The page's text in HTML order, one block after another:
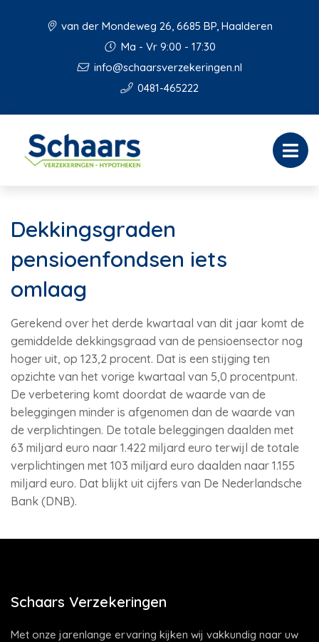
van der Mondeweg 26, 6685 BP, Haalderen
Ma - Vr 9:00 - 17:30
info@schaarsverzekeringen.nl
0481-465222
Dekkingsgraden
pensioenfondsen iets
omlaag
Gerekend over het derde kwartaal van dit jaar komt de
gemiddelde dekkingsgraad van de pensioensector nog
hoger uit, op 123,2 procent. Dat is een stijging ten
opzichte van het vorige kwartaal van 5,0 procentpunt.
De verbetering komt doordat de waarde van de
beleggingen minder is afgenomen dan de waarde van
de verplichtingen. De totale beleggingen daalden met
63 miljard euro naar 1.422 miljard euro terwijl de totale
verplichtingen met 103 miljard euro daalden naar 1.155
miljard euro. Dat blijkt uit cijfers van De Nederlandsche
Bank (DNB).
Schaars Verzekeringen
Met onze jarenlange ervaring kijken wij vakkundig naar uw